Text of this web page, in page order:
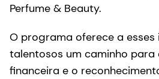
Perfume & Beauty.
O programa oferece a esses
talentosos um caminho para
financeira e o